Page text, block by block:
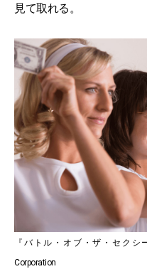
見て取れる。
『バトル・オブ・ザ・セクシ
Corporation